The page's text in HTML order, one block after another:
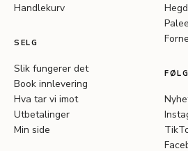
Handlekurv
SELG
Slik fungerer det
Book innlevering
Hva tar vi imot
Utbetalinger
Min side